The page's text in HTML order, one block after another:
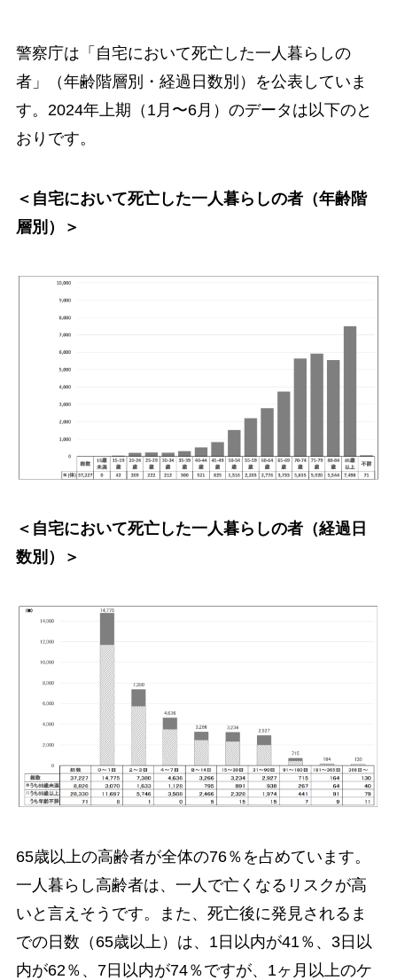
警察庁は「自宅において死亡した一人暮らしの
者」（年齢階層別・経過日数別）を公表していま
す。2024年上期（1月〜6月）のデータは以下のと
おりです。
＜自宅において死亡した一人暮らしの者（年齢階
層別）＞
＜自宅において死亡した一人暮らしの者（経過日
数別）＞
65歳以上の高齢者が全体の76％を占めています。
一人暮らし高齢者は、一人で亡くなるリスクが高
いと言えそうです。また、死亡後に発見されるま
での日数（65歳以上）は、1日以内が41％、3日以
内が62％、7日以内が74％ですが、1ヶ月以上のケ